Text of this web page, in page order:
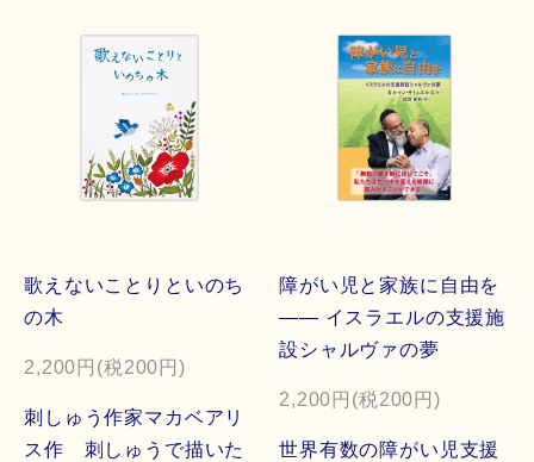
歌えないことりといのち
の木
2,200円(税200円)
刺しゅう作家マカベアリ
ス作 刺しゅうで描いた
障がい児と家族に自由を
―― イスラエルの支援施
設シャルヴァの夢
2,200円(税200円)
世界有数の障がい児支援